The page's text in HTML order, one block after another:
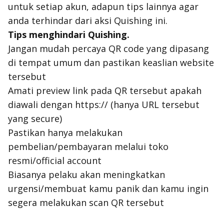
untuk setiap akun, adapun tips lainnya agar
anda terhindar dari aksi Quishing ini.
Tips menghindari Quishing.
Jangan mudah percaya QR code yang dipasang
di tempat umum dan pastikan keaslian website
tersebut
Amati preview link pada QR tersebut apakah
diawali dengan https:// (hanya URL tersebut
yang secure)
Pastikan hanya melakukan
pembelian/pembayaran melalui toko
resmi/official account
Biasanya pelaku akan meningkatkan
urgensi/membuat kamu panik dan kamu ingin
segera melakukan scan QR tersebut